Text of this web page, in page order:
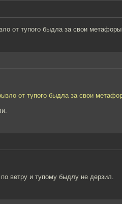
от тупого быдла за свои
от тупого быдла за свои
ветру и тупому быдлу не дерзил.